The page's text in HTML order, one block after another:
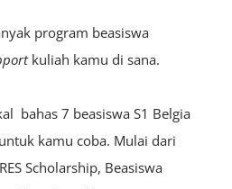
program beasiswa
kuliah kamu di sana.
bahas 7 beasiswa S1 Belgia
kamu coba. Mulai dari
Scholarship, Beasiswa